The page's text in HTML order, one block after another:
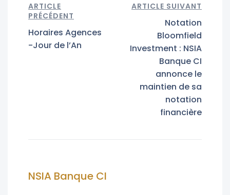
ARTICLE
PRÉCÉDENT
Horaires Agences
-Jour de l’An
ARTICLE SUIVANT
Notation
Bloomfield
Investment : NSIA
Banque CI
annonce le
maintien de sa
notation
financière
NSIA Banque CI